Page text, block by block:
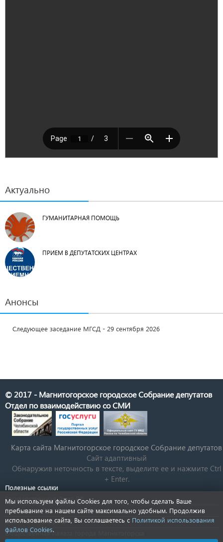
Актуально
ГУМАНИТАРНАЯ ПОМОЩЬ
ПРИЕМ В ДЕПУТАТСКИХ ЦЕНТРАХ
Анонсы
Следующее заседание МГСД - 29 сентября 2026
© 2017 - Магнитогорское городское Собрание депутатов
Отдел по взаимодействию со СМИ
Карта сайта Магнитогорское городское Cобрание депутатов
Сайт адаптивный
Обнаружив неточность в тексте, выделите ее и нажмите Ctrl
+ Enter.
Полезные ссылки
Государственная Дума РФ
Губернатор Челябинской области
КСП Магнитогорска
Общественная палата города Магнитогорска
Мы используем файлы Cookies для того, чтобы сделать Ваше
пребывание на нашем сайте максимально удобным. Продолжив
использование сайта, Вы соглашаетесь с Политикой использования
файлов Cookies.